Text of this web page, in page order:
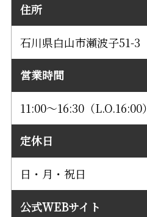
住所
石川県白山市瀬波子51-3
営業時間
11:00～16:30（L.O.16:00）
定休日
日・月・祝日
公式WEBサイト